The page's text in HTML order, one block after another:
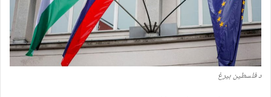
د فلسطین بیرغ